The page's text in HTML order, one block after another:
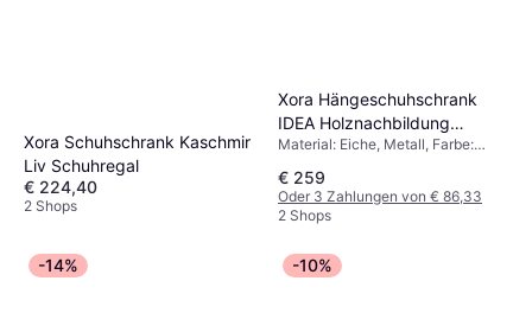
Xora Schuhschrank Kaschmir
Liv Schuhregal
€ 224,40
2 Shops
Xora Hängeschuhschrank
IDEA Holznachbildung
Schuhregal 140x82cm
Material: Eiche, Metall, Farbe:
€ 259
Oder 3 Zahlungen von € 86,33
2 Shops
-14% -10%